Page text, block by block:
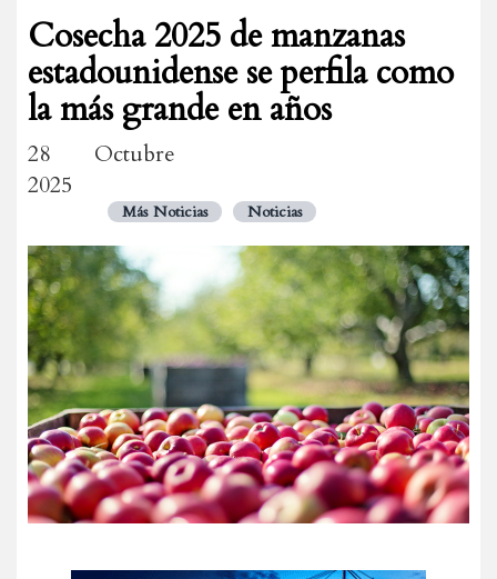
Cosecha 2025 de manzanas
estadounidense se perfila como
la más grande en años
28 Octubre
2025
Más Noticias Noticias